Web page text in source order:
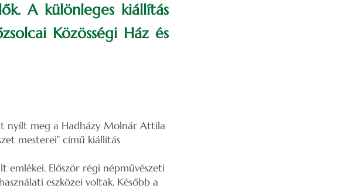
A különleges kiállítás
Közösségi Ház és
nyílt meg a Hadházy Molnár Attila
mesterei” című kiállítás
Először régi népművészeti
eszközei voltak. Később a